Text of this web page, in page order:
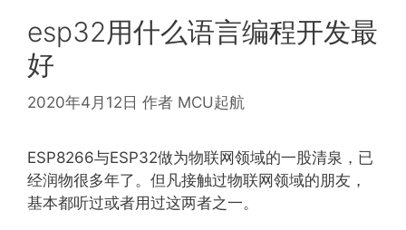
esp32用什么语言编程开发最
好
2020年4月12日 作者 MCU起航
ESP8266与ESP32做为物联网领域的一股清泉，已
经润物很多年了。但凡接触过物联网领域的朋友，
基本都听过或者用过这两者之一。